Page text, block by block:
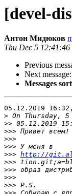
[devel-
Антон Мидюков
Thu Dec 5
Previous
Next message:
Messages
05.12.2019
>
>>
>>>
>>>
>>>
>>> http://
>>>
>>>
>>>
>>>